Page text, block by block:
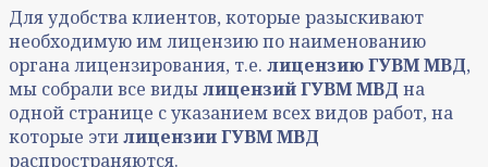
Для удобства клиентов, которые разыскивают
необходимую им лицензию по наименованию
органа лицензирования, т.е. лицензию ГУВМ МВД,
мы собрали все видылицензий ГУВМ МВД на
одной странице с указанием всех видов работ, на
которые этилицензии ГУВМ МВД
распространяются.